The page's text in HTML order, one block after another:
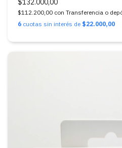
$132.000,00
$112.200,00 con Transferencia o
6 cuotas sin interés de $22.000,00